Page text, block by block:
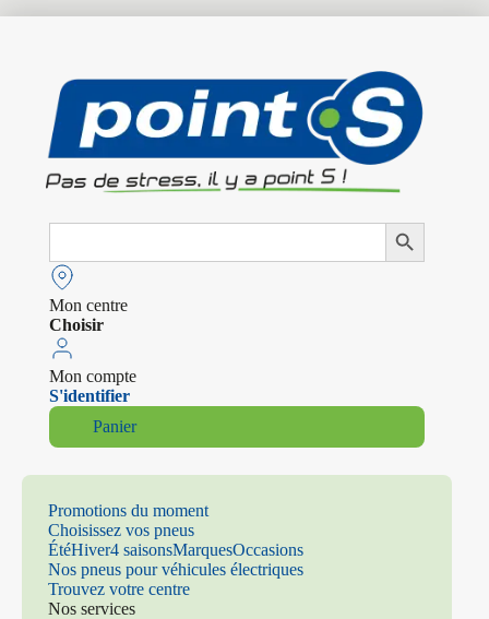
Search
Search Button
Mon centre
Choisir
Mon compte
S'identifier
Panier
Promotions du moment
Choisissez vos pneus
ÉtéHiver4 saisonsMarquesOccasions
Nos pneus pour véhicules électriques
Trouvez votre centre
Nos services